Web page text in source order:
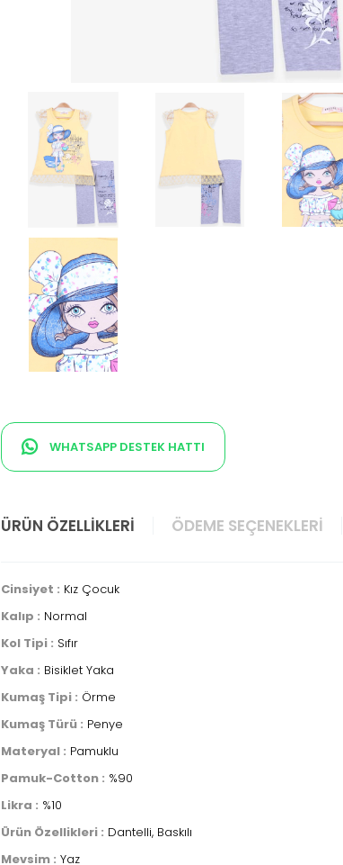
WHATSAPP DESTEK HATTI
ÜRÜN ÖZELLIKLERI ÖDEME SEÇENEKLERI
Cinsiyet : Kız Çocuk
Kalıp : Normal
Kol Tipi : Sıfır
Yaka : Bisiklet Yaka
Kumaş Tipi : Örme
Kumaş Türü : Penye
Materyal : Pamuklu
Pamuk-Cotton : %90
Likra : %10
Ürün Özellikleri : Dantelli, Baskılı
Mevsim : Yaz